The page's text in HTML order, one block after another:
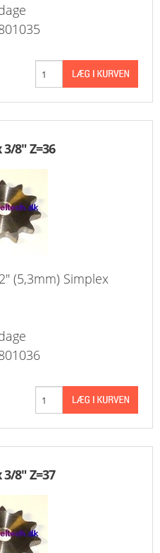
8" Z=36
(5,3mm) Simplex
8" Z=37